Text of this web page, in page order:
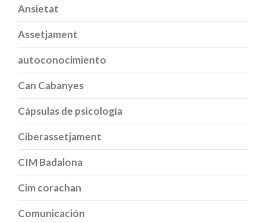
Ansietat
Assetjament
autoconocimiento
Can Cabanyes
Cápsulas de psicología
Ciberassetjament
CIM Badalona
Cim corachan
Comunicación